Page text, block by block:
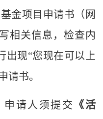
金项目申请书（网
相关信息，检查内
出现“您现在可以上
请书。
申请人须提交 《活